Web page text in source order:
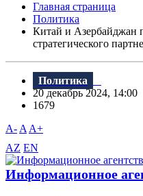
Главная страница
Политика
Китай и Азербайджан
стратегического
Политика
20 декабрь 2024, 14:00
1679
A- A A+
AZ EN
Информационное